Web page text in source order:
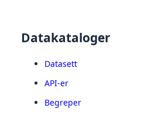
Datakataloger
Datasett
API-er
Begreper